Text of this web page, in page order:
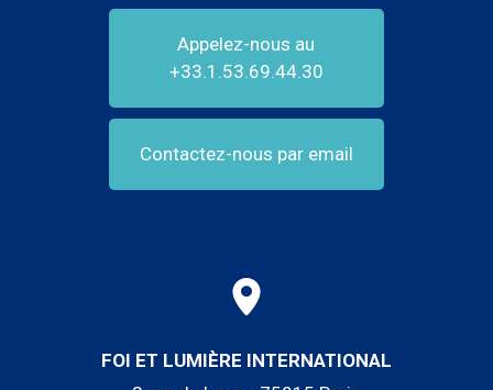
Appelez-nous au
+33.1.53.69.44.30
Contactez-nous par email
FOI ET LUMIÈRE INTERNATIONAL